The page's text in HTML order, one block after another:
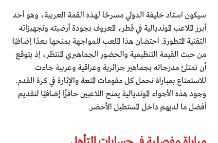
سيكون استاد خليفة الدولي مسرحًا لهذه القمة العربية، وهو أحد
أبرز الملاعب المونديالية في قطر، المعروف بجودة أرضيته وتجهيزاته
التقنية المتطورة. احتضان هذا الملعب للمواجهة يمنحها بعدًا إضافيًا
من حيث القيمة التنظيمية والحضور الجماهيري المنتظر، إذ يتوقع
أن تمتلئ مدرجاته بجماهير جزائرية وعراقية وعربية جاءت
للاستمتاع بمباراة تحمل كل مقومات المتعة والإثارة في كرة القدم.
وجود هذه الأجواء المونديالية يمنح اللاعبين حافزًا إضافيًا لتقديم
أفضل ما لديهم داخل المستطيل الأخضر.